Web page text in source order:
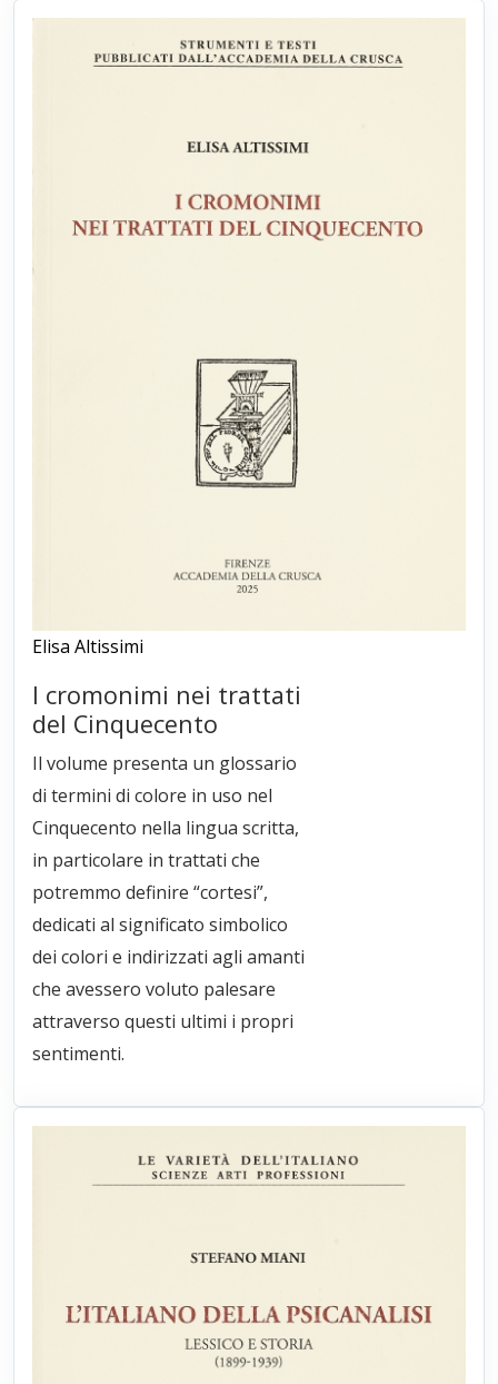
Elisa Altissimi
I cromonimi nei trattati
del Cinquecento
Il volume presenta un glossario
di termini di colore in uso nel
Cinquecento nella lingua scritta,
in particolare in trattati che
potremmo definire “cortesi”,
dedicati al significato simbolico
dei colori e indirizzati agli amanti
che avessero voluto palesare
attraverso questi ultimi i propri
sentimenti.